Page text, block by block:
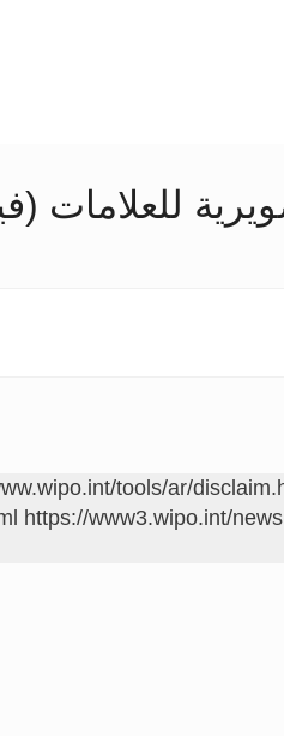
للعلامات
tools/ar/
https://www3.wipo.int/